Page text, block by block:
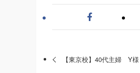
【東京校】40代主婦 Y様